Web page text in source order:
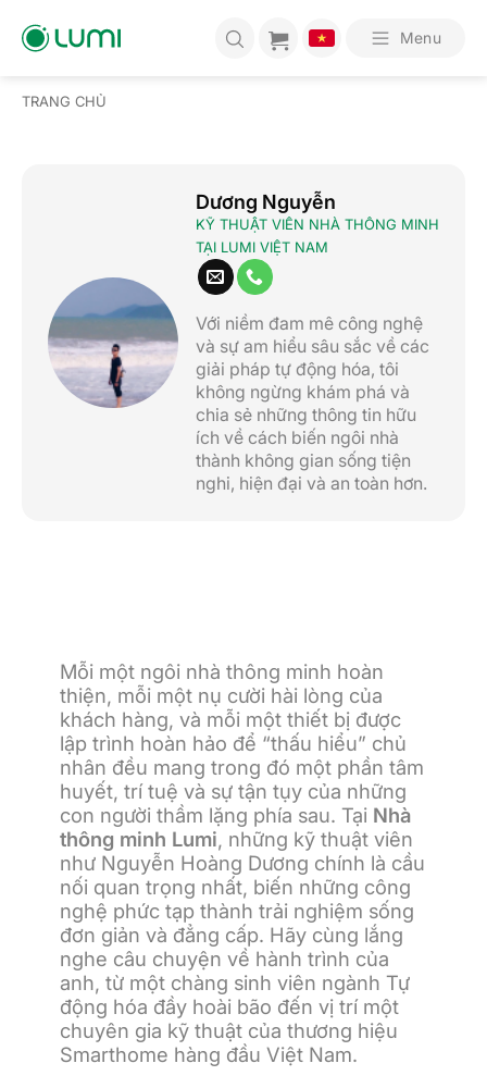
qua
Menu
TRANG CHỦ
Dương Nguyễn
KỸ THUẬT VIÊN NHÀ THÔNG MINH
TẠI LUMI VIỆT NAM
Với niềm đam mê công nghệ
và sự am hiểu sâu sắc về các
giải pháp tự động hóa, tôi
không ngừng khám phá và
chia sẻ những thông tin hữu
ích về cách biến ngôi nhà
thành không gian sống tiện
nghi, hiện đại và an toàn hơn.
Mỗi một ngôi nhà thông minh hoàn
thiện, mỗi một nụ cười hài lòng của
khách hàng, và mỗi một thiết bị được
lập trình hoàn hảo để “thấu hiểu” chủ
nhân đều mang trong đó một phần tâm
huyết, trí tuệ và sự tận tụy của những
con người thầm lặng phía sau. Tại Nhà
thông minh Lumi, những kỹ thuật viên
như Nguyễn Hoàng Dương chính là cầu
nối quan trọng nhất, biến những công
nghệ phức tạp thành trải nghiệm sống
đơn giản và đẳng cấp. Hãy cùng lắng
nghe câu chuyện về hành trình của
anh, từ một chàng sinh viên ngành Tự
động hóa đầy hoài bão đến vị trí một
chuyên gia kỹ thuật của thương hiệu
Smarthome hàng đầu Việt Nam.